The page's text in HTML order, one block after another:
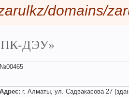
domains/
ДЭУ»
№00465
Адрес: г. Алматы, ул. Садвакасова 27